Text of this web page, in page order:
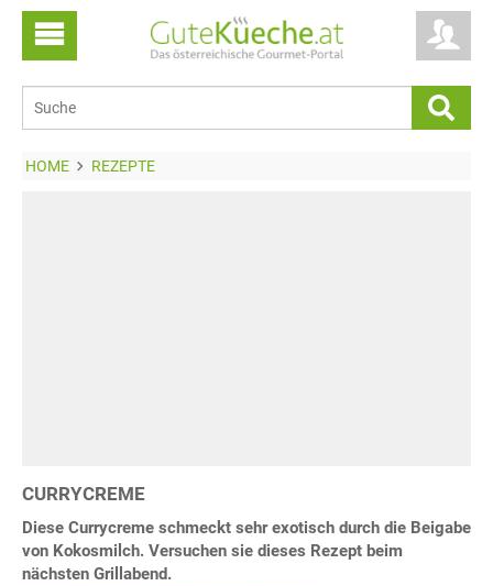
HOME REZEPTE
CURRYCREME
Diese Currycreme schmeckt sehr exotisch durch die Beigabe
von Kokosmilch. Versuchen sie dieses Rezept beim
nächsten Grillabend.